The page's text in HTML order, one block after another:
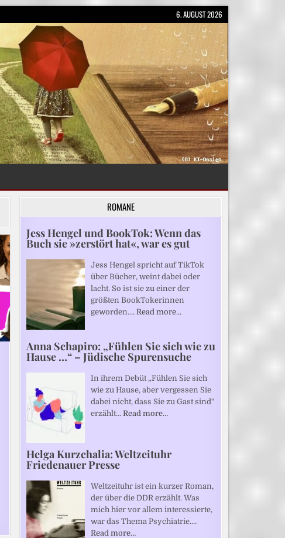
6. AUGUST 2026
ROMANE
Jess Hengel und BookTok: Wenn das
Buch sie »zerstört hat«, war es gut
Jess Hengel spricht auf TikTok
über Bücher, weint dabei oder
lacht. So ist sie zu einer der
größten BookTokerinnen
geworden.… Read more…
Anna Schapiro: „Fühlen Sie sich wie zu
Hause …“ – Jüdische Spurensuche
In ihrem Debüt „Fühlen Sie sich
wie zu Hause, aber vergessen Sie
dabei nicht, dass Sie zu Gast sind“
erzählt… Read more…
Helga Kurzchalia: Weltzeituhr
Friedenauer Presse
Weltzeituhr ist ein kurzer Roman,
der über die DDR erzählt. Was
mich hier vor allem interessierte,
war das Thema Psychiatrie.…
Read more…